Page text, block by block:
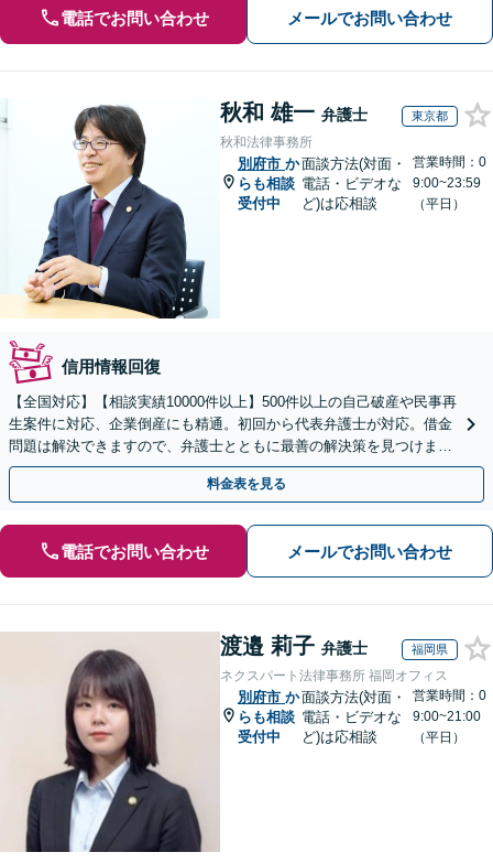
電話でお問い合わせ メールでお問い合わせ
秋和 雄一 弁護士 東京都
秋和法律事務所
別府市 か
らも相談
受付中
面談方法(対面・
電話・ビデオな
ど)は応相談
営業時間：0
9:00~23:59
（平日）
信用情報回復
【全国対応】【相談実績10000件以上】500件以上の自己破産や民事再
生案件に対応、企業倒産にも精通。初回から代表弁護士が対応。借金
問題は解決できますので、弁護士とともに最善の解決策を見つけまし
ょう【初回相談無料】【法テラス利用可】
料金表を見る
電話でお問い合わせ メールでお問い合わせ
渡邉 莉子 弁護士 福岡県
ネクスパート法律事務所 福岡オフィス
別府市 か
らも相談
受付中
面談方法(対面・
電話・ビデオな
ど)は応相談
営業時間：0
9:00~21:00
（平日）